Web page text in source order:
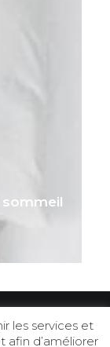
les services et
afin d’améliorer